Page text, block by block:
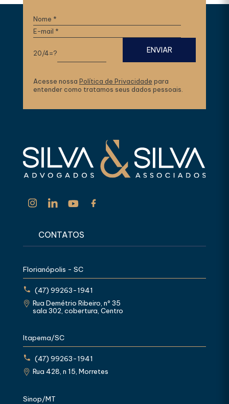
20/4=?
Acesse nossa Política de Privacidade para
entender como tratamos seus dados pessoais.
CONTATOS
Florianópolis - SC
(47) 99263-1941
Rua Demétrio Ribeiro, nº 35
sala 302, cobertura, Centro
Itapema/SC
(47) 99263-1941
Rua 428, n 15, Morretes
Sinop/MT